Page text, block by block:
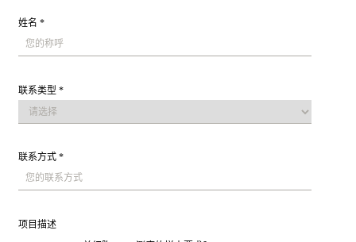
姓名 *
联系类型 *
联系方式 *
项目描述